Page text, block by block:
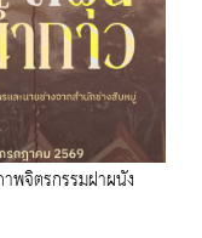
พจิตรกรรมฝาผนัง